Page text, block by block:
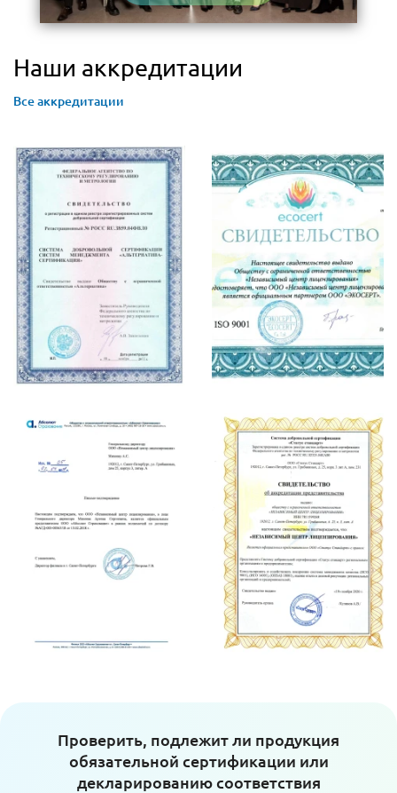
Наши аккредитации
Все аккредитации
Проверить, подлежит ли продукция
обязательной сертификации или
декларированию соответствия